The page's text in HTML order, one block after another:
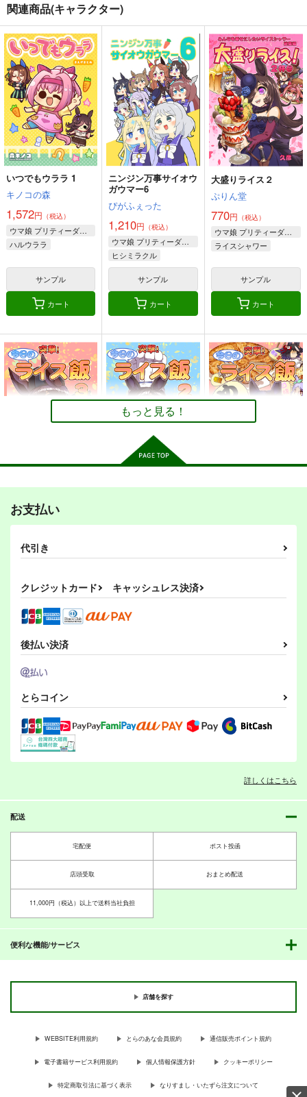
ニンジン万事サイオウ
ガウマー9
ぴがふぇった
1,210円（税込）
ウマ娘 プリティーダービー
ヒシミラクル
タマモクロス
サンプル
カート
クワガタファル子3
ぴがふぇった
605円 （税込）
ウマ娘 プリティーダービー
スマートファルコン
コパノリッキー
ホッコータルマエ
カート
UMAmusume DATA
FILES 12
茶々組・竜姐会＆初心
の会
550円（税込）
アグネスタキオン
オグリキャップ
タマモクロス
サンプル
カート
UMAmusume DATA
の会
550円（税込）
オグリキャップ
タマモクロス
スーパークリーク
UMAmusume DATA
茶々組・竜姐会＆初心
の会
550円（税込）
タマモクロス
かわいいドゥラメンテ
330円
ウマ娘 プリティーダービー
転生ハルウララ 4
初心の会
ウマ娘 プリティーダービー
ハルウララ
サンプル
カート
初心の会
ウマ娘 プリティーダービー
サンプル
カート
コパノリッキー
ホッコータルマエ
サンプル
カート
コパノリッキー
ホッコータルマエ
カート
ネオユニヴァース
ライスシャワー
サンプル
カート
ニンジン万事サイオウ
ガウマー５
ぴがふぇった
1,210円（税込）
ヒシミラクル
ネオユニヴァース
スマートファルコン
サンプル
カート
クワガタファル子
ぴがふぇった
（税込）
ウマ娘 プリティーダービー
スマートファルコン
エイシンフラッシュ
サンプル
カート
ニンジン万事サイオウ
ガウマー4
ぴがふぇった
1,210円（税込）
スマートファルコン
メジロマックイーン
ライスシャワー
サンプル
カート
ニンジン万事サイオウ
ガウマー3
1,210円（税込）
ウマ娘 プリティーダービー
ウイニングチケット
タマモクロス
エイシンフラッシュ
サンプル
カート
ガウマー2
1,210円（税込）
メジロマックイーン
サンプル
ニンジン万事サイオウ
ガウマー
1,100円（税込）
ミホノブルボン
サンプル
毒ミカンちゃん
杵崎ほまれ
サンプル
ユキカゼワカバッシモ
330
ヒシヒシヒシ
ぴがふぇった
330円（税込）
ヒシミラクル
サンプル
作品詳細
ニンジン万事サイオウ
ガウマー10
ぴがふぇった
1,210円（税込）
コパノリッキー
サンプル
作品詳細
ニンジン万事サイオウ
ガウマー9
ぴがふぇった
1,210円（税込）
ヒシミラクル
サンプル
作品詳細
クワガタファル子3
ぴがふぇった
605円（税込）
スマートファルコン
サンプル
クワガタファル子4
ぴがふぇった
605円（税込）
スマートファルコン
サンプル
作品詳細
ニンジン万事サイオウ
ガウマー7
ぴがふぇった
1,210円（税込）
ヒシミラクル
サンプル
カブトムシファル子
ぴがふぇった
330円 （税込）
スマートファルコン
サンプル
作品詳細
サンプル
ぴがふぇった
サンプル
ニンジン万事サイオウ
ガウマー５
ぴがふぇった
1,210
ヒシミラクル
ニンジン万事サイオウ
ガウマー4
1,210
スマートファルコン
サンプル
ガウマー2
スマートファルコン
関連商品(キャラクター)
いつでもウララ 1
キノコの森
1,572円 （税込）
ウマ娘 プリティーダービー
ハルウララ
サンプル
カート
ニンジン万事サイオウ
ガウマー6
ぴがふぇった
1,210円 （税込）
ウマ娘 プリティーダービー
ヒシミラクル
ネオユニヴァース
ライスシャワー
サンプル
カート
大盛りライス２
ぷりん堂
770円 （税込）
ウマ娘 プリティーダービー
ライスシャワー
サンプル
カート
突撃！今日のライス飯
ぷりん堂
サンプル
カート
突撃！今日のライス飯
サンプル
突撃！今日のライス飯
770円（税込）
ぷりん堂
770円（税込）
ウマ娘 プリティーダービー
ライスシャワー
カート
ライスシャワー14
カート
755円（税込）
ウマ娘 プリティーダービー
ライスシャワー
もっと見る！
お支払い
代引き
クレジットカード キャッシュレス決済
後払い決済
とらコイン
詳しくはこちら
配送
宅配便 ポスト投函
店頭受取 おまとめ配送
11,000円（税込）以上で送料当社負担
便利な機能/サービス
店舗を探す
WEBSITE利用規約 とらのあな会員規約 通信販売ポイント規約
電子書籍サービス利用規約 個人情報保護方針 クッキーポリシー
特定商取引法に基づく表示 なりすまし・いたずら注文について